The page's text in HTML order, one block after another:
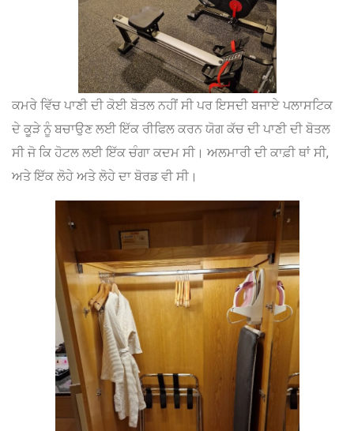
ਕਮਰੇ ਵਿੱਚ ਪਾਣੀ ਦੀ ਕੋਈ ਬੋਤਲ ਨਹੀਂ ਸੀ ਪਰ ਇਸਦੀ ਬਜਾਏ ਪਲਾਸਟਿਕ
ਦੇ ਕੂੜੇ ਨੂੰ ਬਚਾਉਣ ਲਈ ਇੱਕ ਰੀਫਿਲ ਕਰਨ ਯੋਗ ਕੱਚ ਦੀ ਪਾਣੀ ਦੀ ਬੋਤਲ
ਸੀ ਜੋ ਕਿ ਹੋਟਲ ਲਈ ਇੱਕ ਚੰਗਾ ਕਦਮ ਸੀ। ਅਲਮਾਰੀ ਦੀ ਕਾਫ਼ੀ ਥਾਂ ਸੀ,
ਅਤੇ ਇੱਕ ਲੋਹੇ ਅਤੇ ਲੋਹੇ ਦਾ ਬੋਰਡ ਵੀ ਸੀ।